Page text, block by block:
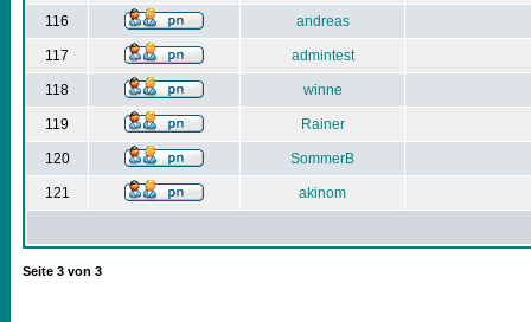
116 andreas
117 admintest
118 winne
119 Rainer
120 SommerB
121 akinom
Seite 3 von 3